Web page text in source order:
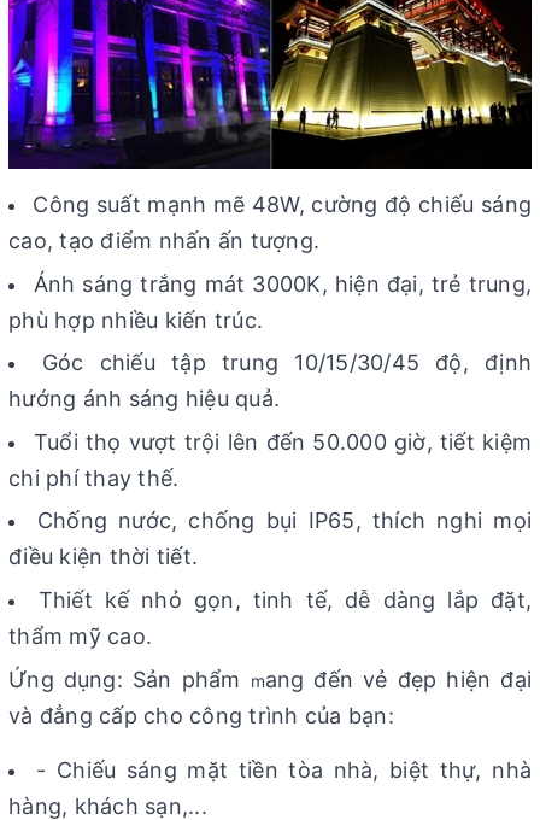
Công suất mạnh mẽ 48W, cường độ chiếu sáng
cao, tạo điểm nhấn ấn tượng.
Ánh sáng trắng mát 3000K, hiện đại, trẻ trung,
phù hợp nhiều kiến trúc.
Góc chiếu tập trung 10/15/30/45 độ, định
hướng ánh sáng hiệu quả.
Tuổi thọ vượt trội lên đến 50.000 giờ, tiết kiệm
chi phí thay thế.
Chống nước, chống bụi IP65, thích nghi mọi
điều kiện thời tiết.
Thiết kế nhỏ gọn, tinh tế, dễ dàng lắp đặt,
thẩm mỹ cao.
Ứng dụng: Sản phẩm
mang đến vẻ đẹp hiện đại
và đẳng cấp cho công trình của bạn:
- Chiếu sáng mặt tiền tòa nhà, biệt thự, nhà
hàng, khách sạn,...